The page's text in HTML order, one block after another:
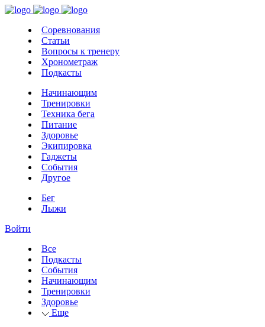
Соревнования
Статьи
Вопросы к тренеру
Хронометраж
Подкасты
Начинающим
Тренировки
Техника бега
Питание
Здоровье
Экипировка
Гаджеты
События
Другое
Бег
Лыжи
Войти
Все
Подкасты
События
Начинающим
Тренировки
Здоровье
Еще